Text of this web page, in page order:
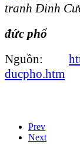
tranh Đinh
đức phổ
Nguồn:
ducpho.htm
Prev
Next